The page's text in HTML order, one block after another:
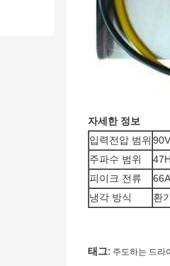
자세한 정보
입력전압 범위
주파수 범위
피이크 전류
66A
냉각 방식
환
태그: 주도하는 드라